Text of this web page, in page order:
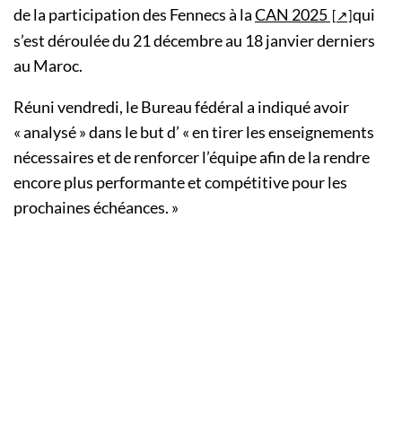
de la participation des Fennecs à laCAN 2025
qui
s’est déroulée du 21 décembre au 18 janvier derniers
au Maroc.
Réuni vendredi, le Bureau fédéral a indiqué avoir
« analysé » dans le but d’ « en tirer les enseignements
nécessaires et de renforcer l’équipe afin de la rendre
encore plus performante et compétitive pour les
prochaines échéances. »